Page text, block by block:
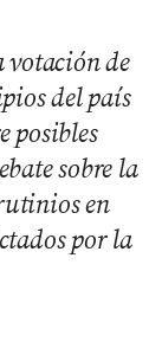
votación de
del país
posibles
sobre la
en
por la